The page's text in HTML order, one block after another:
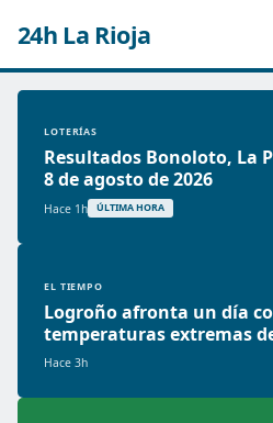
24h La Rioja
LOTERÍAS
Resultados Bonoloto, La
8 de agosto de 2026
Hace 1h ÚLTIMA HORA
EL TIEMPO
Logroño afronta un día
temperaturas extremas
Hace 3h